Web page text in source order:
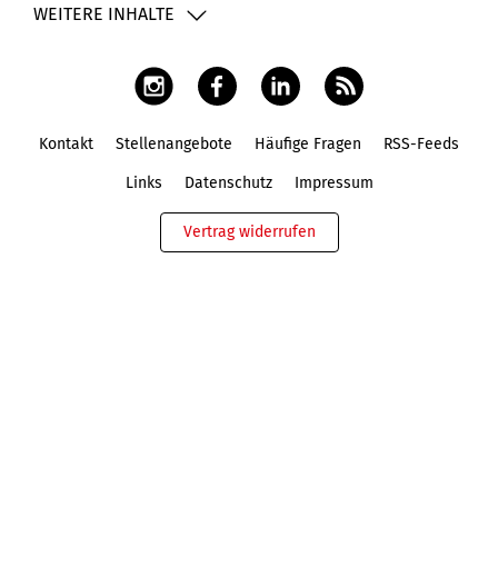
WEITERE INHALTE
Kontakt Stellenangebote Häufige Fragen RSS-Feeds
Links Datenschutz Impressum
Vertrag widerrufen